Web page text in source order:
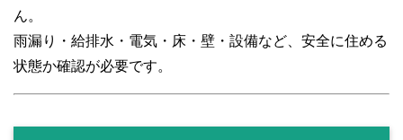
ん。
雨漏り・給排水・電気・床・壁・設備など、安全に住める
状態か確認が必要です。